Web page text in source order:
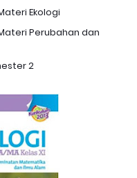
Ekologi
Perubahan dan
2